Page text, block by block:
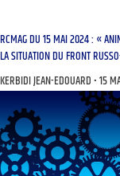
RCMAG DU 15 MAI 2024 : «
LA SITUATION DU FRONT
KERBIDI JEAN-EDOUARD 15